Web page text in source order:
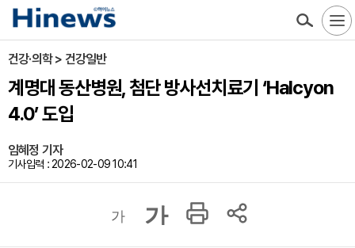
건강·의학 > 건강일반
계명대 동산병원, 첨단 방사선치료기 ‘Halcyon
4.0’ 도입
임혜정 기자
기사입력 : 2026-02-09 10:41
가 가